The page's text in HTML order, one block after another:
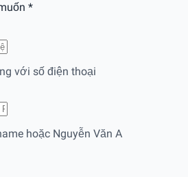
*
với số điện thoại
hoặc Nguyễn Văn A